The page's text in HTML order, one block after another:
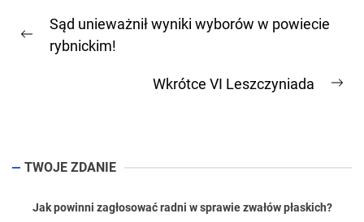
wpisu
Previous
Sąd unieważnił wyniki wyborów w powiecie
rybnickim!
Wkrótce VI Leszczyniada
TWOJE ZDANIE
Jak powinni zagłosować radni w sprawie zwałów płaskich?